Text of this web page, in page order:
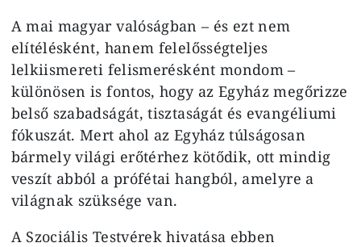
A mai magyar valóságban – és ezt nem
elítélésként, hanem felelősségteljes
lelkiismereti felismerésként mondom –
különösen is fontos, hogy az Egyház megőrizze
belső szabadságát, tisztaságát és evangéliumi
fókuszát. Mert ahol az Egyház túlságosan
bármely világi erőtérhez kötődik, ott mindig
veszít abból a prófétai hangból, amelyre a
világnak szüksége van.
A Szociális Testvérek hivatása ebben